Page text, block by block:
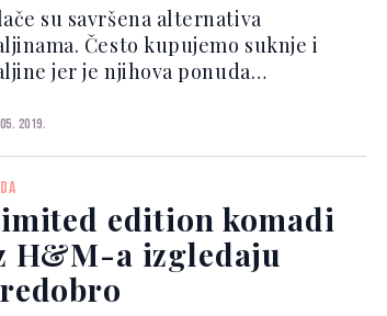
su savršena alternativa
Često kupujemo suknje i
jer je njihova ponuda
trendy hlače. Ove sezone svoj outfit
na višu razinu tako da
uobičajenu haljinu h...
2019.
edition komadi
H&M-a izgledaju